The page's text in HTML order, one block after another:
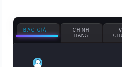
BÁO GIÁ
CHÍNH
HÃNG